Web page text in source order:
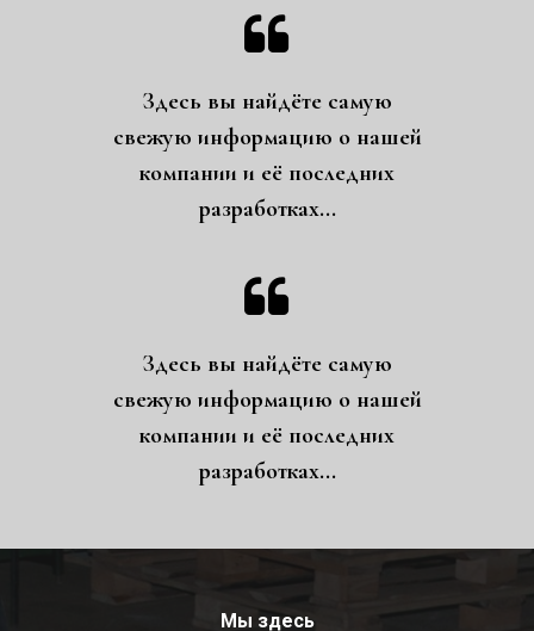

Здесь вы найдёте самую
свежую информацию о нашей
компании и её последних
разработках...

Здесь вы найдёте самую
свежую информацию о нашей
компании и её последних
разработках...
Мы здесь